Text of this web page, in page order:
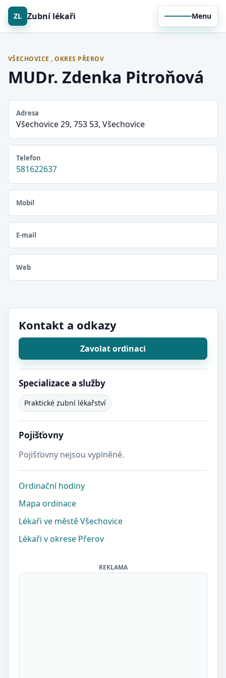
ZL Zubní lékaři Menu
VŠECHOVICE , OKRES PŘEROV
MUDr. Zdenka Pitroňová
Adresa
Všechovice 29, 753 53, Všechovice
Telefon
581622637
Mobil
E-mail
Web
Kontakt a odkazy
Zavolat ordinaci
Specializace a služby
Praktické zubní lékařství
Pojišťovny
Pojišťovny nejsou vyplněné.
Ordinační hodiny
Mapa ordinace
Lékaři ve městě Všechovice
Lékaři v okrese Přerov
REKLAMA